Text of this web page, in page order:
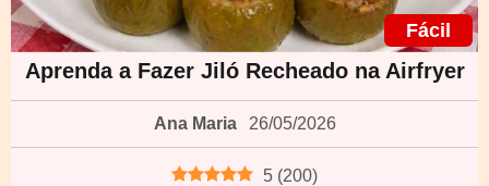
Fácil
Aprenda a Fazer Jiló Recheado na Airfryer
Ana Maria 26/05/2026
5 (200)